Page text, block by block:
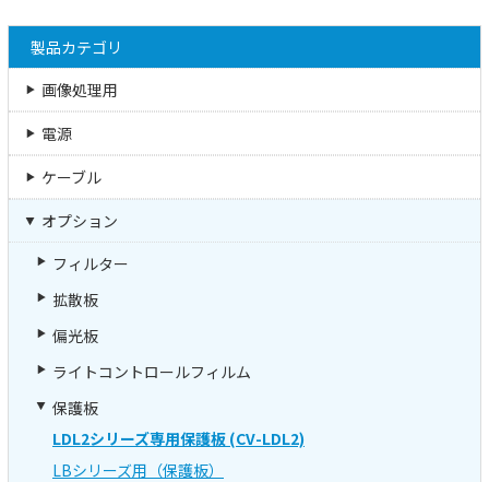
製品カテゴリ
画像処理用
電源
ケーブル
オプション
フィルター
拡散板
偏光板
ライトコントロールフィルム
保護板
LDL2シリーズ専用保護板 (CV-LDL2)
LBシリーズ用（保護板）